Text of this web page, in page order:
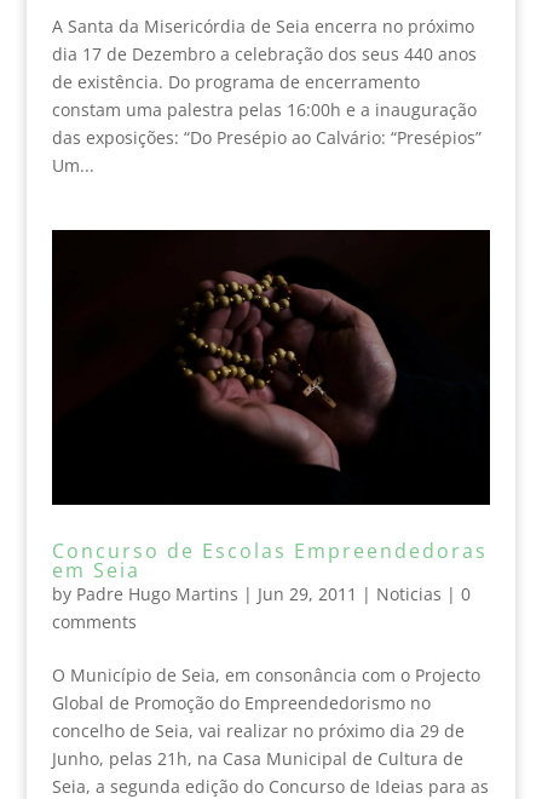
A Santa da Misericórdia de Seia encerra no próximo
dia 17 de Dezembro a celebração dos seus 440 anos
de existência. Do programa de encerramento
constam uma palestra pelas 16:00h e a inauguração
das exposições: “Do Presépio ao Calvário: “Presépios”
Um...
Concurso de Escolas Empreendedoras
em Seia
by Padre Hugo Martins | Jun 29, 2011 | Noticias | 0
comments
O Município de Seia, em consonância com o Projecto
Global de Promoção do Empreendedorismo no
concelho de Seia, vai realizar no próximo dia 29 de
Junho, pelas 21h, na Casa Municipal de Cultura de
Seia, a segunda edição do Concurso de Ideias para as